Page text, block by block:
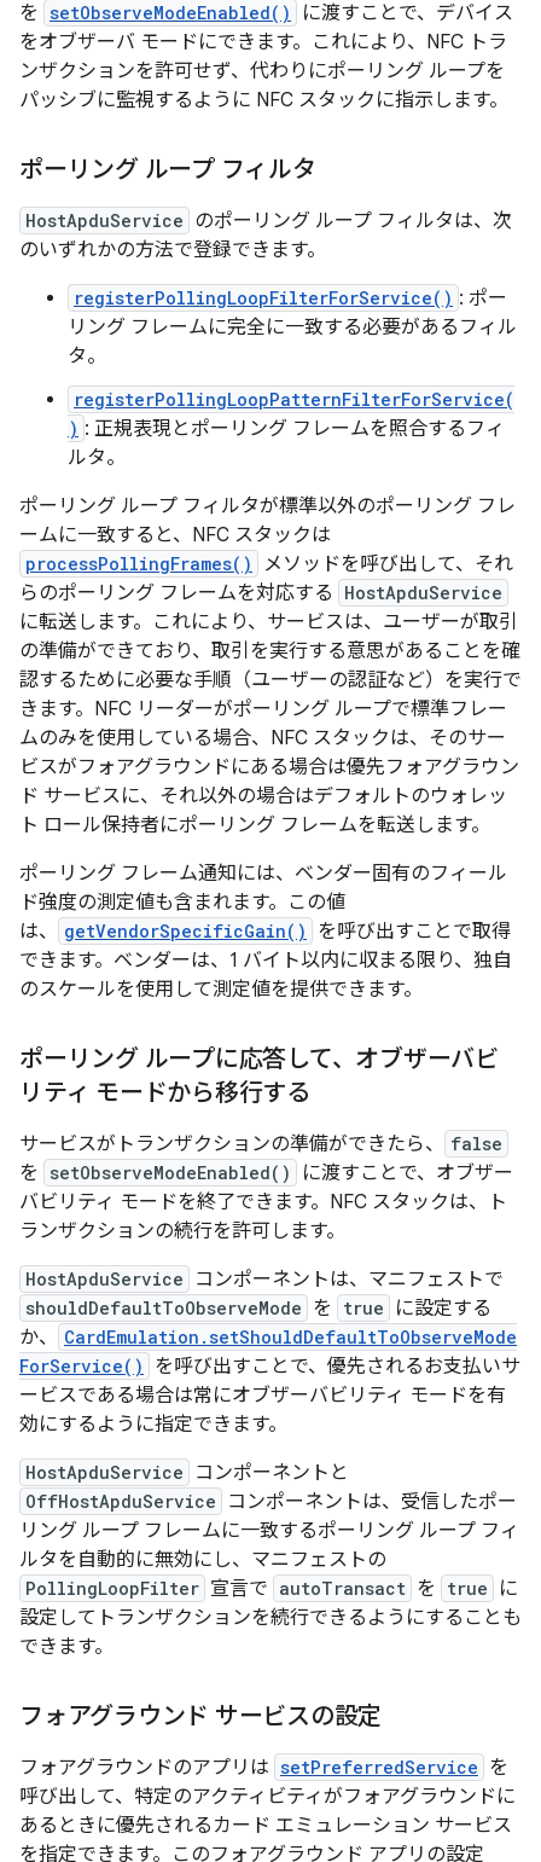
を setObserveModeEnabled()
に渡すことで、デバイス
をオブザーバ モードにできます。これにより、NFC トラ
ンザクションを許可せず、代わりにポーリング ループを
パッシブに監視するように NFC スタックに指示します。
ポーリング ループ フィルタ
HostApduService のポーリング ループ フィルタは、次
のいずれかの方法で登録できます。
registerPollingLoopFilterForService() : ポー
リング フレームに完全に一致する必要があるフィル
タ。
registerPollingLoopPatternFilterForService(
) : 正規表現とポーリング フレームを照合するフィ
ルタ。
ポーリング ループ フィルタが標準以外のポーリング フレ
ームに一致すると、NFC スタックは
processPollingFrames()
メソッドを呼び出して、それ
らのポーリング フレームを対応する
HostApduService
に転送します。これにより、サービスは、ユーザーが取引
の準備ができており、取引を実行する意思があることを確
認するために必要な手順（ユーザーの認証など）を実行で
きます。NFC リーダーがポーリング ループで標準フレー
ムのみを使用している場合、NFC スタックは、そのサー
ビスがフォアグラウンドにある場合は優先フォアグラウン
ド サービスに、それ以外の場合はデフォルトのウォレッ
ト ロール保持者にポーリング フレームを転送します。
ポーリング フレーム通知には、ベンダー固有のフィール
ド強度の測定値も含まれます。この値
は、
getVendorSpecificGain()
を呼び出すことで取得
できます。ベンダーは、1 バイト以内に収まる限り、独自
のスケールを使用して測定値を提供できます。
ポーリング ループに応答して、オブザーバビ
リティ モードから移行する
サービスがトランザクションの準備ができたら、 false
を setObserveModeEnabled()
に渡すことで、オブザー
バビリティ モードを終了できます。NFC スタックは、ト
ランザクションの続行を許可します。
HostApduService コンポーネントは、マニフェストで
shouldDefaultToObserveMode を true
に設定する
か、
CardEmulation.setShouldDefaultToObserveMode
ForService()
を呼び出すことで、優先されるお支払いサ
ービスである場合は常にオブザーバビリティ モードを有
効にするように指定できます。
HostApduService コンポーネントと
OffHostApduService
コンポーネントは、受信したポー
リング ループ フレームに一致するポーリング ループ フィ
ルタを自動的に無効にし、マニフェストの
PollingLoopFilter 宣言で autoTransact を true
に
設定してトランザクションを続行できるようにすることも
できます。
フォアグラウンド サービスの設定
フォアグラウンドのアプリは setPreferredService を
呼び出して、特定のアクティビティがフォアグラウンドに
あるときに優先されるカード エミュレーション サービス
を指定できます。このフォアグラウンド アプリの設定